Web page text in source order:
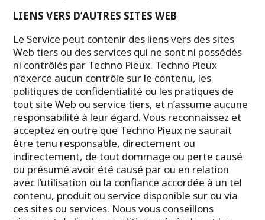
LIENS VERS D’AUTRES SITES WEB
Le Service peut contenir des liens vers des sites
Web tiers ou des services qui ne sont ni possédés
ni contrôlés par Techno Pieux. Techno Pieux
n’exerce aucun contrôle sur le contenu, les
politiques de confidentialité ou les pratiques de
tout site Web ou service tiers, et n’assume aucune
responsabilité à leur égard. Vous reconnaissez et
acceptez en outre que Techno Pieux ne saurait
être tenu responsable, directement ou
indirectement, de tout dommage ou perte causé
ou présumé avoir été causé par ou en relation
avec l’utilisation ou la confiance accordée à un tel
contenu, produit ou service disponible sur ou via
ces sites ou services. Nous vous conseillons